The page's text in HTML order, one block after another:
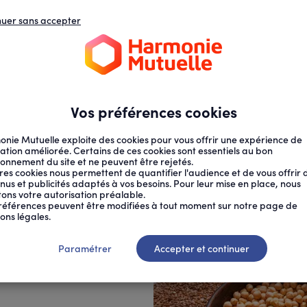
S...
Vos préférences cookies
Mutuelle exploite des cookies pour vous offrir une expérience de
améliorée. Certains de ces cookies sont essentiels au bon
du site et ne peuvent être rejetés.
cookies nous permettent de quantifier l'audience et de vous offrir
et publicités adaptés à vos besoins. Pour leur mise en place, nous
votre autorisation préalable.
peuvent être modifiées à tout moment sur notre page de
légales.
sans accepter
Paramétrer Accepter et continuer